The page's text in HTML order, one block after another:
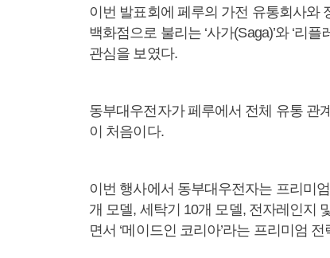
이번 발표회에 페루의 가전 유통회사와
백화점으로 불리는 ‘사가(Saga)’와 ‘리
관심을 보였다.
동부대우전자가 페루에서 전체 유통 관
이 처음이다.
이번 행사에서 동부대우전자는 프리미
개 모델, 세탁기 10개 모델, 전자레인지
면서 ‘메이드인 코리아’라는 프리미엄